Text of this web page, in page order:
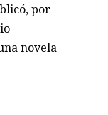
por
novela